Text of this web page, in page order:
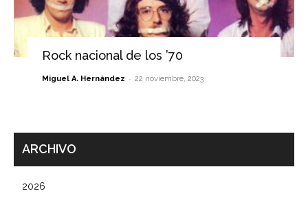
Rock nacional de los ’70
Miguel A. Hernández - 22 noviembre, 2023
ARCHIVO
2026